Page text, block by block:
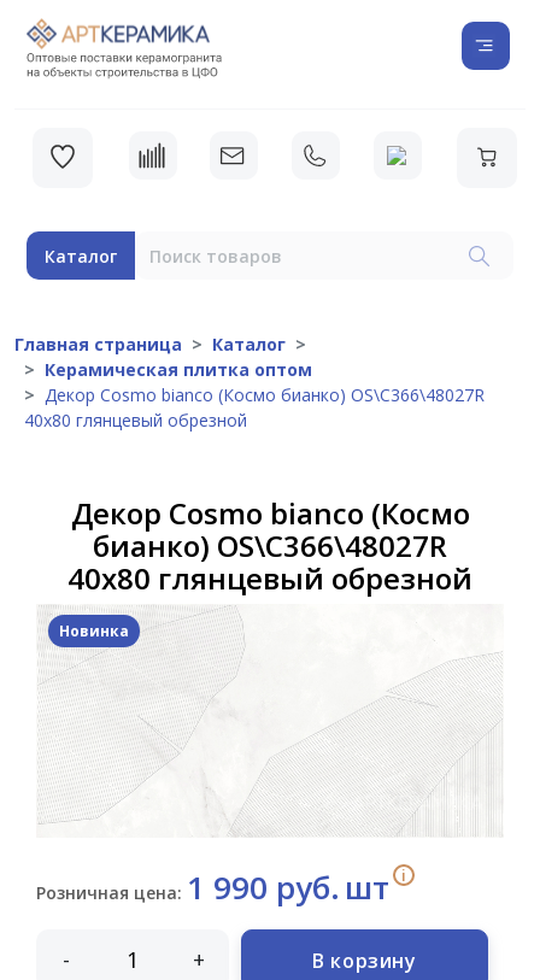
Каталог
Главная страница
Каталог
Керамическая плитка оптом
Декор Cosmo bianco (Космо бианко) OS\C366\48027R
40x80 глянцевый обрезной
Декор Cosmo bianco (Космо
бианко) OS\C366\48027R
40x80 глянцевый обрезной
Новинка
Розничная цена: 1 990 руб. шт i
- + В корзину